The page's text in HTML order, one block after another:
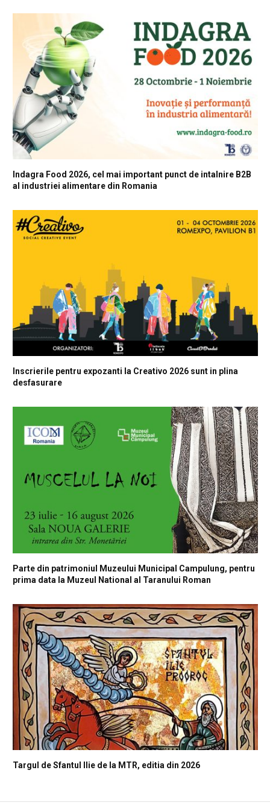
Indagra Food 2026, cel mai important punct de intalnire B2B
al industriei alimentare din Romania
Inscrierile pentru expozanti la Creativo 2026 sunt in plina
desfasurare
Parte din patrimoniul Muzeului Municipal Campulung, pentru
prima data la Muzeul National al Taranului Roman
Targul de Sfantul Ilie de la MTR, editia din 2026